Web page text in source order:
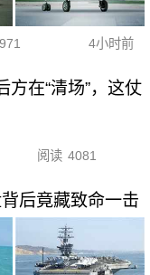
4小时前
方在“清场”，这仗
阅读 4081
后竟藏致命一击